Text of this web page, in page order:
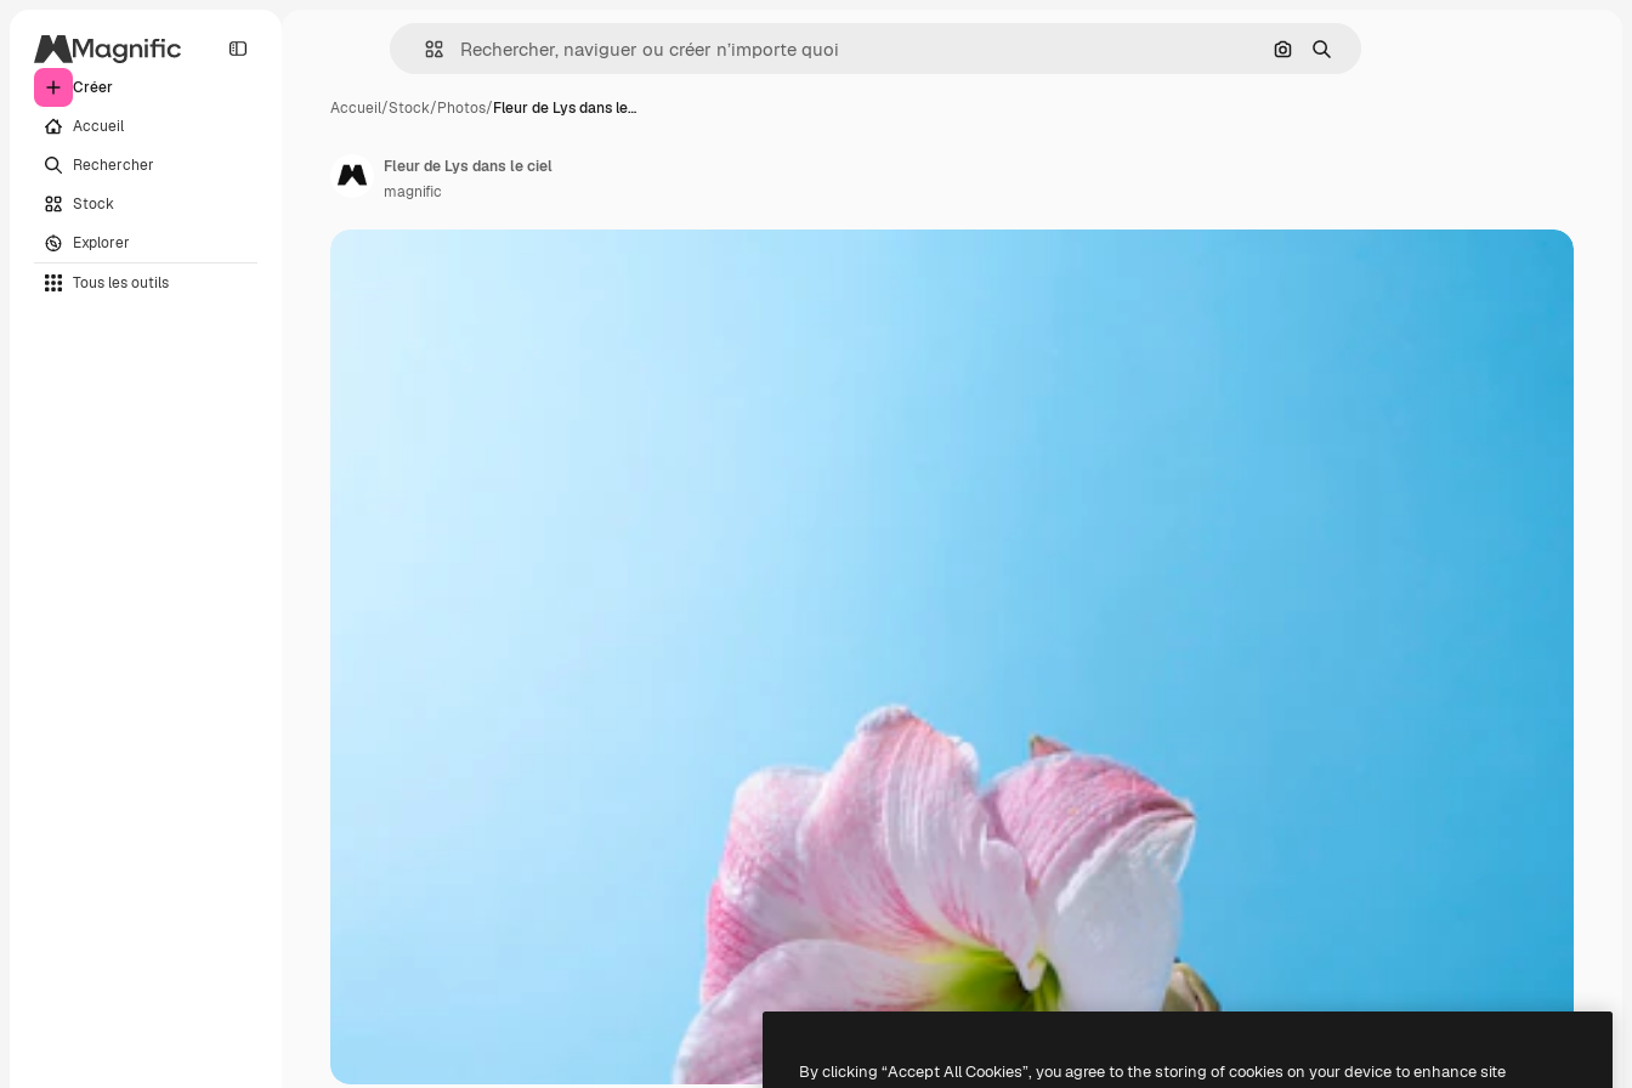
Créer
Accueil
Rechercher
Stock
Explorer
Tous les outils
Rechercher par image
Rechercher
Accueil/Stock/Photos/Fleur de Lys dans le…
Fleur de Lys dans le ciel
magnific
By clicking “Accept All Cookies”, you agree to the storing of cookies on your device to enhance site